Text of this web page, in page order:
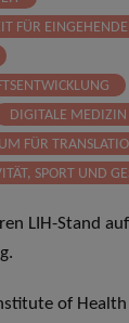
FÜR
DIGITALE MEDIZIN
FÜR
SPORT UND
LIH-Stand
of